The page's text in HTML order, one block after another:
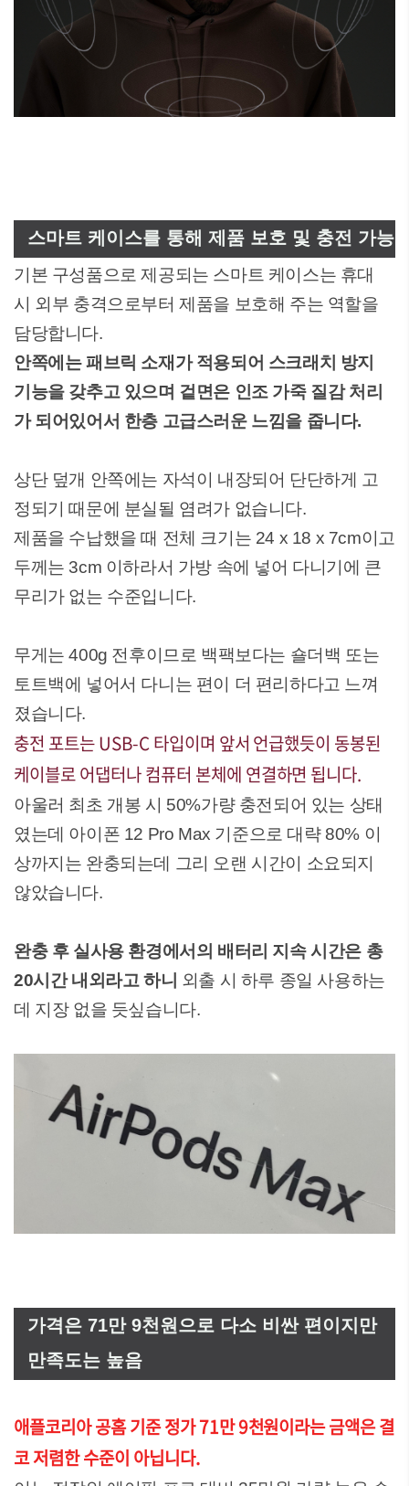
스마트 케이스를 통해 제품 보호 및 충전 가능
기본 구성품으로 제공되는 스마트 케이스는 휴대
시 외부 충격으로부터 제품을 보호해 주는 역할을
담당합니다.
안쪽에는 패브릭 소재가 적용되어 스크래치 방지
기능을 갖추고 있으며 겉면은 인조 가죽 질감 처리
가 되어있어서 한층 고급스러운 느낌을 줍니다.
상단 덮개 안쪽에는 자석이 내장되어 단단하게 고
정되기 때문에 분실될 염려가 없습니다.
제품을 수납했을 때 전체 크기는 24 x 18 x 7cm이고
두께는 3cm 이하라서 가방 속에 넣어 다니기에 큰
무리가 없는 수준입니다.
무게는 400g 전후이므로 백팩보다는 숄더백 또는
토트백에 넣어서 다니는 편이 더 편리하다고 느껴
졌습니다.
충전 포트는 USB-C 타입이며 앞서 언급했듯이 동봉된
케이블로 어댑터나 컴퓨터 본체에 연결하면 됩니다.
아울러 최초 개봉 시 50%가량 충전되어 있는 상태
였는데 아이폰 12 Pro Max 기준으로 대략 80% 이
상까지는 완충되는데 그리 오랜 시간이 소요되지
않았습니다.
완충 후 실사용 환경에서의 배터리 지속 시간은 총
20시간 내외라고 하니 외출 시 하루 종일 사용하는
데 지장 없을 듯싶습니다.
가격은 71만 9천원으로 다소 비싼 편이지만
만족도는 높음
애플코리아 공홈 기준 정가 71만 9천원이라는 금액은 결
코 저렴한 수준이 아닙니다.